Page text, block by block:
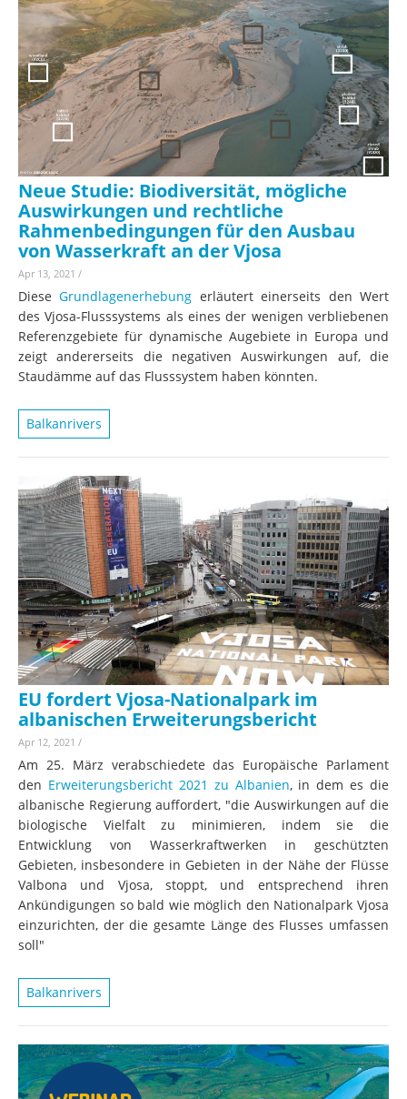
Neue Studie: Biodiversität, mögliche
Auswirkungen und rechtliche
Rahmenbedingungen für den Ausbau
von Wasserkraft an der Vjosa
Apr 13, 2021 /
DieseGrundlagenerhebung erläutert einerseits den Wert
des Vjosa-Flusssystems als eines der wenigen verbliebenen
Referenzgebiete für dynamische Augebiete in Europa und
zeigt andererseits die negativen Auswirkungen auf, die
Staudämme auf das Flusssystem haben könnten.
Balkanrivers
EU fordert Vjosa-Nationalpark im
albanischen Erweiterungsbericht
Apr 12, 2021 /
Am 25. März verabschiedete das Europäische Parlament
den Erweiterungsbericht 2021 zu Albanien, in dem es die
albanische Regierung auffordert, "die Auswirkungen auf die
biologische Vielfalt zu minimieren, indem sie die
Entwicklung von Wasserkraftwerken in geschützten
Gebieten, insbesondere in Gebieten in der Nähe der Flüsse
Valbona und Vjosa, stoppt, und entsprechend ihren
Ankündigungen so bald wie möglich den Nationalpark Vjosa
einzurichten, der die gesamte Länge des Flusses umfassen
soll"
Balkanrivers